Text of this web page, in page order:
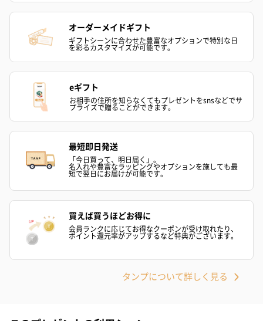
ハンドタオル・ハンカチ
ハンドタオル・ハンカチを同梱してお届けいたします。ギフトへ
の＋αにおすすめです。
花束ハンドタオル（ピ
ンク）（1,760円）
花束ハンドタオル（ブ
ルー）（1,760円）
ワイト）（
キャンドル・お香
キャンドル・お香を同梱してお届けいたします。
オーダーメイドギフト
ギフトシーンに合わせた豊富なオプションで特別な日
を彩るカスタマイズが可能です。
eギフト
お相手の住所を知らなくてもプレゼントをsnsなどでサ
プライズで贈ることができます。
最短即日発送
「今日買って、明日届く」。
名入れや豊富なラッピングやオプションを施しても最
短で翌日にお届けが可能です。
買えば買うほどお得に
会員ランクに応じてお得なクーポンが受け取れたり、
ポイント還元率がアップするなど特典がございます。
タンプについて詳しく見る